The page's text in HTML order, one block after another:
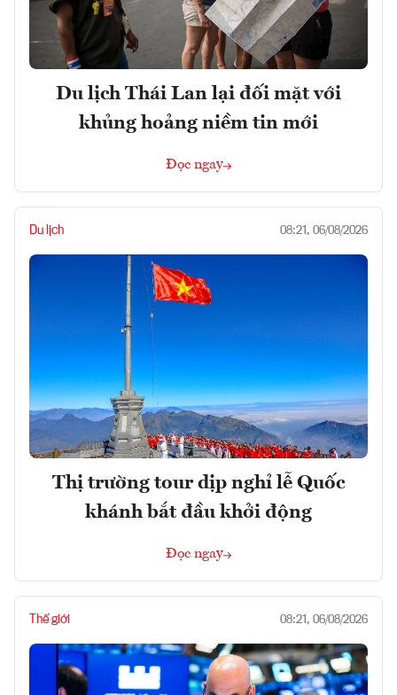
Du lịch Thái Lan lại đối mặt với
khủng hoảng niềm tin mới
Đọc ngay
Du lịch 08:21, 06/08/2026
Thị trường tour dịp nghỉ lễ Quốc
khánh bắt đầu khởi động
Đọc ngay
Thế giới 08:21, 06/08/2026